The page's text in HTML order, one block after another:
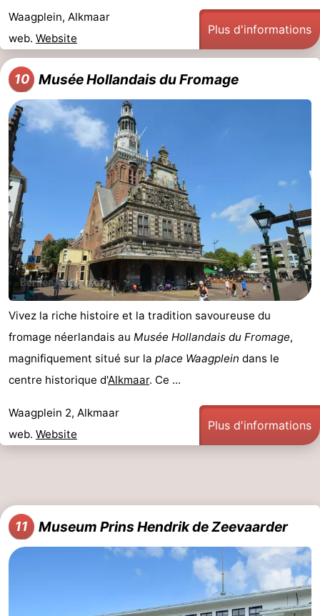
Waagplein, Alkmaar
web. Website
Plus d'informations
10 Musée Hollandais du Fromage
Vivez la riche histoire et la tradition savoureuse du
fromage néerlandais au Musée Hollandais du Fromage,
magnifiquement situé sur la place Waagplein dans le
centre historique d'Alkmaar. Ce ...
Waagplein 2, Alkmaar
web. Website
Plus d'informations
11 Museum Prins Hendrik de Zeevaarder